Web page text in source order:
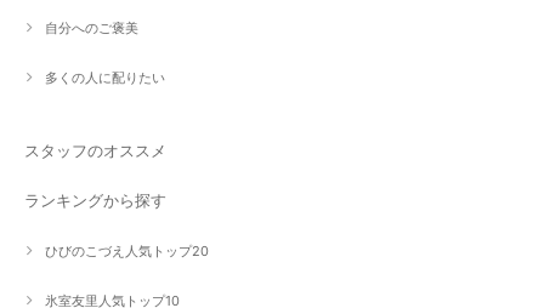
自分へのご褒美
多くの人に配りたい
スタッフのオススメ
ランキングから探す
ひびのこづえ人気トップ20
氷室友里人気トップ10